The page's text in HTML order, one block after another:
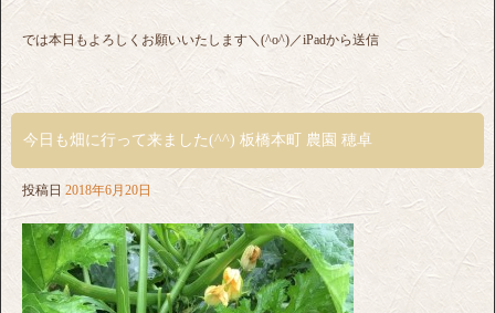
では本日もよろしくお願いいたします＼(^o^)／iPadから送信
今日も畑に行って来ました(^^) 板橋本町 農園 穂卓
投稿日 2018年6月20日